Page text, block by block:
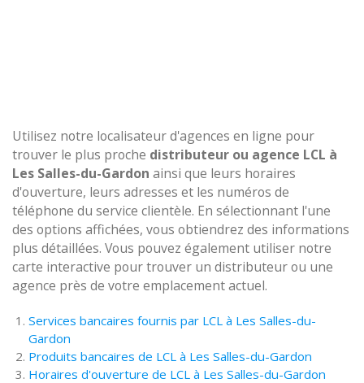
Utilisez notre localisateur d'agences en ligne pour
trouver le plus proche distributeur ou agence LCL à
Les Salles-du-Gardon ainsi que leurs horaires
d'ouverture, leurs adresses et les numéros de
téléphone du service clientèle. En sélectionnant l'une
des options affichées, vous obtiendrez des informations
plus détaillées. Vous pouvez également utiliser notre
carte interactive pour trouver un distributeur ou une
agence près de votre emplacement actuel.
Services bancaires fournis par LCL à Les Salles-du-
Gardon
Produits bancaires de LCL à Les Salles-du-Gardon
Horaires d'ouverture de LCL à Les Salles-du-Gardon